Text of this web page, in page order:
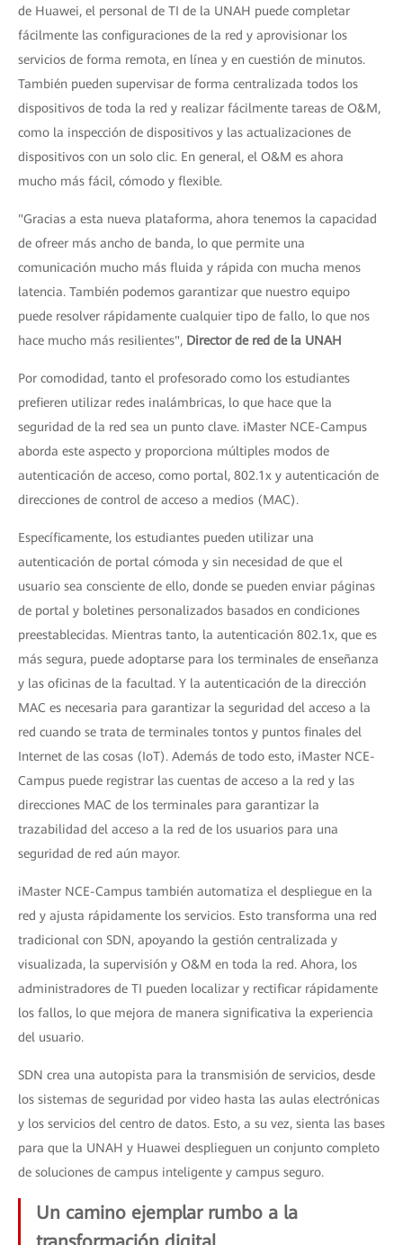
de Huawei, el personal de TI de la UNAH puede completar
fácilmente las configuraciones de la red y aprovisionar los
servicios de forma remota, en línea y en cuestión de minutos.
También pueden supervisar de forma centralizada todos los
dispositivos de toda la red y realizar fácilmente tareas de O&M,
como la inspección de dispositivos y las actualizaciones de
dispositivos con un solo clic. En general, el O&M es ahora
mucho más fácil, cómodo y flexible.
"Gracias a esta nueva plataforma, ahora tenemos la capacidad
de ofreer más ancho de banda, lo que permite una
comunicación mucho más fluida y rápida con mucha menos
latencia. También podemos garantizar que nuestro equipo
puede resolver rápidamente cualquier tipo de fallo, lo que nos
hace mucho más resilientes", Director de red de la UNAH
Por comodidad, tanto el profesorado como los estudiantes
prefieren utilizar redes inalámbricas, lo que hace que la
seguridad de la red sea un punto clave. iMaster NCE-Campus
aborda este aspecto y proporciona múltiples modos de
autenticación de acceso, como portal, 802.1x y autenticación de
direcciones de control de acceso a medios (MAC).
Específicamente, los estudiantes pueden utilizar una
autenticación de portal cómoda y sin necesidad de que el
usuario sea consciente de ello, donde se pueden enviar páginas
de portal y boletines personalizados basados en condiciones
preestablecidas. Mientras tanto, la autenticación 802.1x, que es
más segura, puede adoptarse para los terminales de enseñanza
y las oficinas de la facultad. Y la autenticación de la dirección
MAC es necesaria para garantizar la seguridad del acceso a la
red cuando se trata de terminales tontos y puntos finales del
Internet de las cosas (IoT). Además de todo esto, iMaster NCE-
Campus puede registrar las cuentas de acceso a la red y las
direcciones MAC de los terminales para garantizar la
trazabilidad del acceso a la red de los usuarios para una
seguridad de red aún mayor.
iMaster NCE-Campus también automatiza el despliegue en la
red y ajusta rápidamente los servicios. Esto transforma una red
tradicional con SDN, apoyando la gestión centralizada y
visualizada, la supervisión y O&M en toda la red. Ahora, los
administradores de TI pueden localizar y rectificar rápidamente
los fallos, lo que mejora de manera significativa la experiencia
del usuario.
SDN crea una autopista para la transmisión de servicios, desde
los sistemas de seguridad por video hasta las aulas electrónicas
y los servicios del centro de datos. Esto, a su vez, sienta las bases
para que la UNAH y Huawei desplieguen un conjunto completo
de soluciones de campus inteligente y campus seguro.
Un camino ejemplar rumbo a la